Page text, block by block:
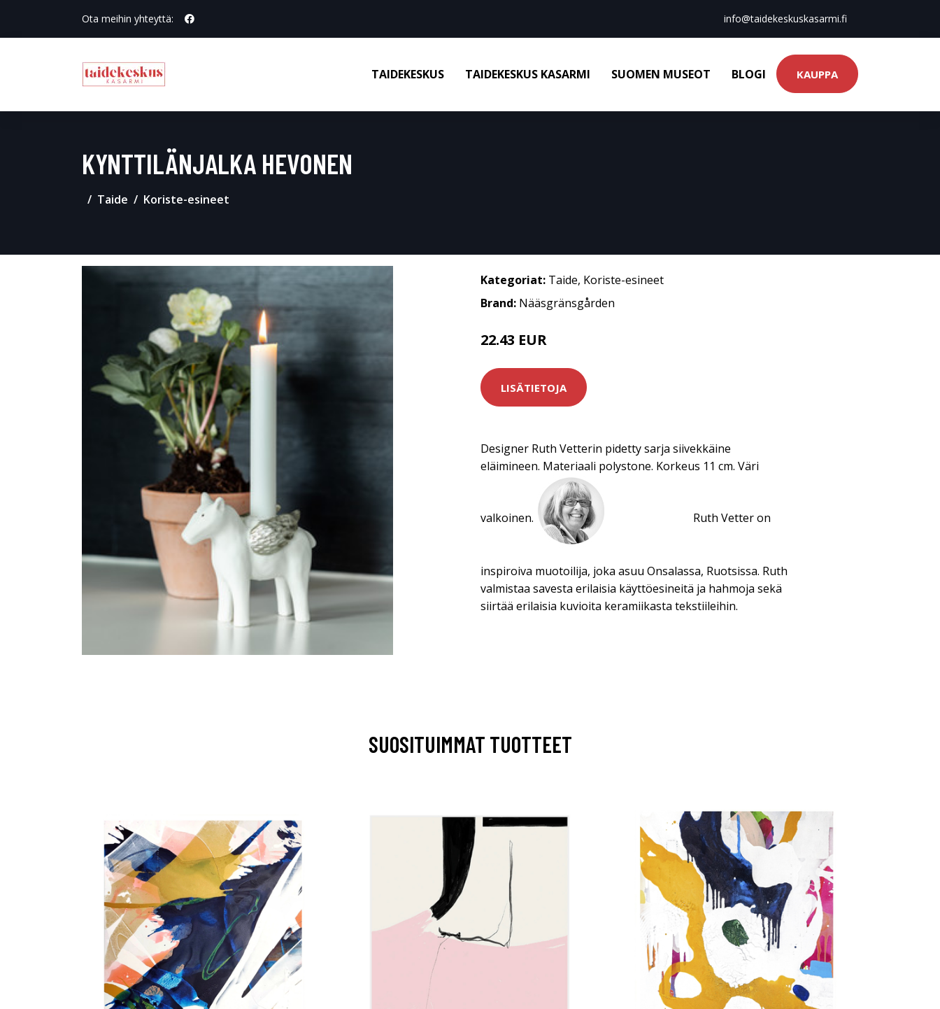
Ota meihin yhteyttä: info@taidekeskuskasarmi.fi
TAIDEKESKUS TAIDEKESKUS KASARMI SUOMEN MUSEOT BLOGI KAUPPA
KYNTTILÄNJALKA HEVONEN
Taide Koriste-esineet
Kategoriat: Taide, Koriste-esineet
Brand: Nääsgränsgården
22.43 EUR
LISÄTIETOJA
Designer Ruth Vetterin pidetty sarja siivekkäine
eläimineen. Materiaali polystone. Korkeus 11 cm. Väri
valkoinen. Ruth Vetter on
inspiroiva muotoilija, joka asuu Onsalassa, Ruotsissa. Ruth
valmistaa savesta erilaisia käyttöesineitä ja hahmoja sekä
siirtää erilaisia kuvioita keramiikasta tekstiileihin.
SUOSITUIMMAT TUOTTEET